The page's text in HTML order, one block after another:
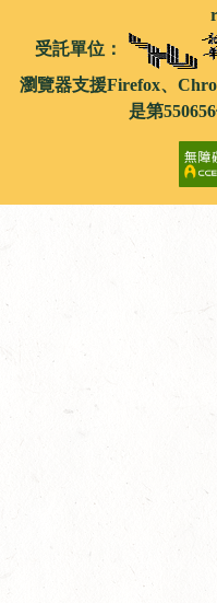
受託單位：
瀏覽器支援Firefox、
是第